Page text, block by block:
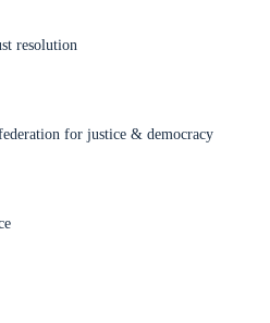
resolution
for justice & democracy